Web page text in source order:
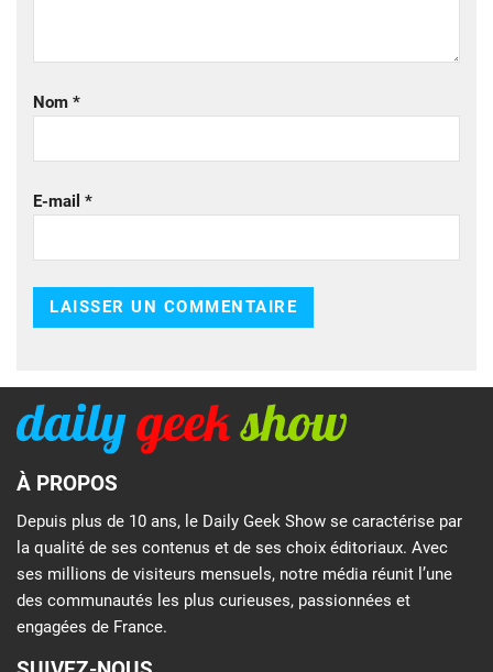
Nom *
E-mail *
À PROPOS
Depuis plus de 10 ans, le Daily Geek Show se caractérise par
la qualité de ses contenus et de ses choix éditoriaux. Avec
ses millions de visiteurs mensuels, notre média réunit l’une
des communautés les plus curieuses, passionnées et
engagées de France.